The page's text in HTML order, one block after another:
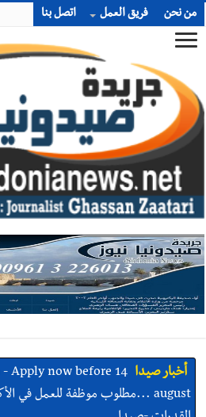
من نحن فريق العمل اتصل بنا
أخبار صيدا بلدية صيدا ومؤسسة
التشاوري الأول للمرصد الحضري